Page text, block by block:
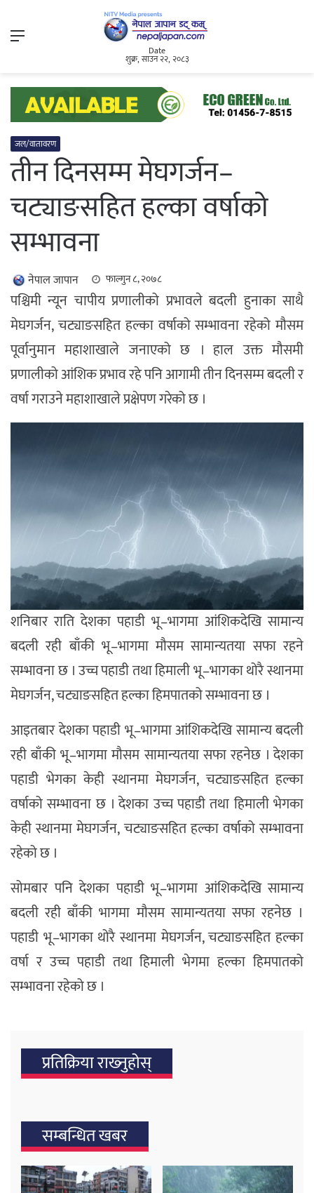
Menu
Date
शुक्र, साउन २२, २०८३
जल/वातावरण
तीन दिनसम्म मेघगर्जन–
चट्याङसहित हल्का वर्षाको
सम्भावना
नेपाल जापान फाल्गुन ८, २०७८
पश्चिमी न्यून चापीय प्रणालीको प्रभावले बदली हुनाका साथै
मेघगर्जन, चट्याङसहित हल्का वर्षाको सम्भावना रहेको मौसम
पूर्वानुमान महाशाखाले जनाएको छ । हाल उक्त मौसमी
प्रणालीको आंशिक प्रभाव रहे पनि आगामी तीन दिनसम्म बदली र
वर्षा गराउने महाशाखाले प्रक्षेपण गरेको छ ।
शनिबार राति देशका पहाडी भू–भागमा आंशिकदेखि सामान्य
बदली रही बाँकी भू–भागमा मौसम सामान्यतया सफा रहने
सम्भावना छ । उच्च पहाडी तथा हिमाली भू–भागका थोरै स्थानमा
मेघगर्जन, चट्याङसहित हल्का हिमपातको सम्भावना छ ।
आइतबार देशका पहाडी भू–भागमा आंशिकदेखि सामान्य बदली
रही बाँकी भू–भागमा मौसम सामान्यतया सफा रहनेछ । देशका
पहाडी भेगका केही स्थानमा मेघगर्जन, चट्याङसहित हल्का
वर्षाको सम्भावना छ । देशका उच्च पहाडी तथा हिमाली भेगका
केही स्थानमा मेघगर्जन, चट्याङसहित हल्का वर्षाको सम्भावना
रहेको छ ।
सोमबार पनि देशका पहाडी भू–भागमा आंशिकदेखि सामान्य
बदली रही बाँकी भागमा मौसम सामान्यतया सफा रहनेछ ।
पहाडी भू–भागका थोरै स्थानमा मेघगर्जन, चट्याङसहित हल्का
वर्षा र उच्च पहाडी तथा हिमाली भेगमा हल्का हिमपातको
सम्भावना रहेको छ ।
प्रतिक्रिया राख्‍नुहोस्
सम्बन्धित खबर